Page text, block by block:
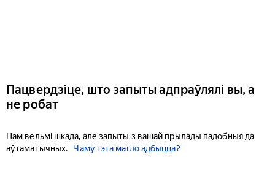
Пацвердзіце, што запыты адпраўлялі вы, а
не робат
Нам вельмі шкада, але запыты з вашай прылады падобныя да
аўтаматычных.
Чаму гэта магло адбыцца?